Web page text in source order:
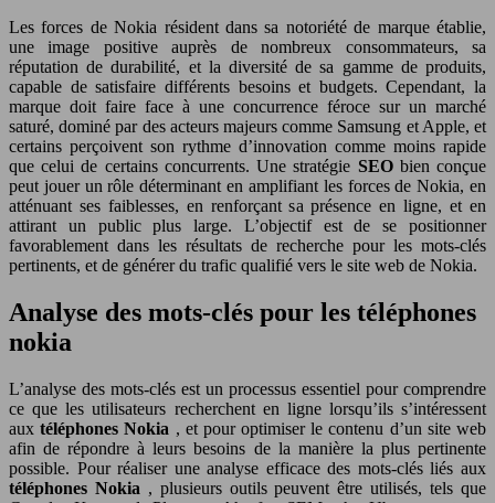
Les forces de Nokia résident dans sa notoriété de marque établie,
une image positive auprès de nombreux consommateurs, sa
réputation de durabilité, et la diversité de sa gamme de produits,
capable de satisfaire différents besoins et budgets. Cependant, la
marque doit faire face à une concurrence féroce sur un marché
saturé, dominé par des acteurs majeurs comme Samsung et Apple, et
certains perçoivent son rythme d’innovation comme moins rapide
que celui de certains concurrents. Une stratégie SEO bien conçue
peut jouer un rôle déterminant en amplifiant les forces de Nokia, en
atténuant ses faiblesses, en renforçant sa présence en ligne, et en
attirant un public plus large. L’objectif est de se positionner
favorablement dans les résultats de recherche pour les mots-clés
pertinents, et de générer du trafic qualifié vers le site web de Nokia.
Analyse des mots-clés pour les téléphones
nokia
L’analyse des mots-clés est un processus essentiel pour comprendre
ce que les utilisateurs recherchent en ligne lorsqu’ils s’intéressent
auxtéléphones Nokia , et pour optimiser le contenu d’un site web
afin de répondre à leurs besoins de la manière la plus pertinente
possible. Pour réaliser une analyse efficace des mots-clés liés aux
téléphones Nokia , plusieurs outils peuvent être utilisés, tels que